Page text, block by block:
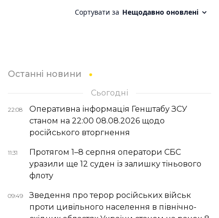
Останні новини
Сьогодні
22:08
Оперативна інформація Генштабу ЗСУ
станом на 22:00 08.08.2026 щодо
російського вторгнення
11:31
Протягом 1–8 серпня оператори СБС
уразили ще 12 суден із залишку тіньового
флоту
09:49
Зведення про терор російських військ
проти цивільного населення в північно-